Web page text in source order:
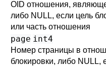
OID отношения,
либо NULL, если цель
или часть отношения
page int4
Номер страницы в
блокировки, либо NULL,